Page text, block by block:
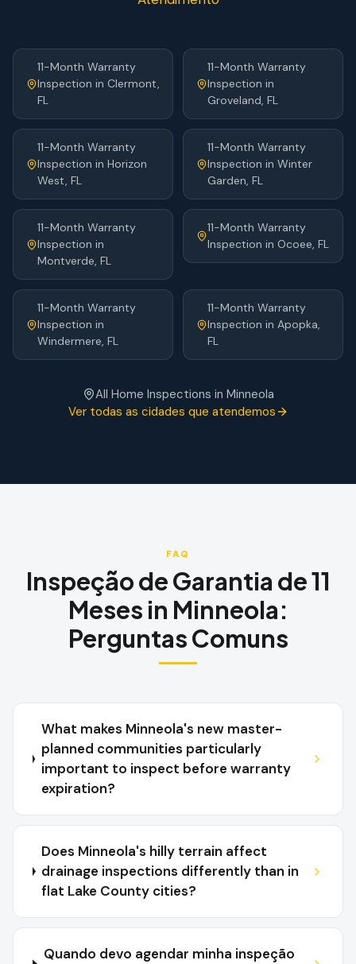
11-Month Warranty
Inspection in Clermont,
FL
11-Month Warranty
Inspection in
Groveland, FL
11-Month Warranty
Inspection in Horizon
West, FL
11-Month Warranty
Inspection in Winter
Garden, FL
11-Month Warranty
Inspection in
Montverde, FL
11-Month Warranty
Inspection in Ocoee, FL
11-Month Warranty
Inspection in
Windermere, FL
11-Month Warranty
Inspection in Apopka,
FL
All Home Inspections in Minneola
Ver todas as cidades que atendemos
FAQ
Inspeção de Garantia de 11
Meses in Minneola:
Perguntas Comuns
What makes Minneola's new master-
planned communities particularly
important to inspect before warranty
expiration?
Does Minneola's hilly terrain affect
drainage inspections differently than in
flat Lake County cities?
Quando devo agendar minha inspeção